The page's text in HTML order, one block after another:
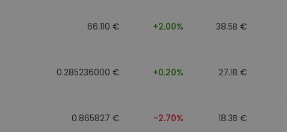
66.110 € +2.00% 38.5B €
0.285236000 € +0.20% 27.1B €
0.865827 € -2.70% 18.3B €